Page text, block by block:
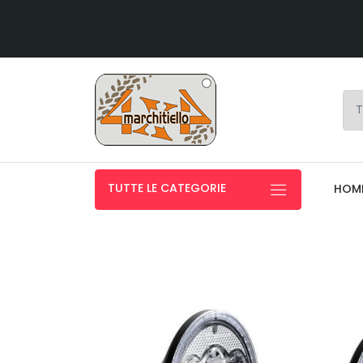
TUTTE LE CATEGORIE